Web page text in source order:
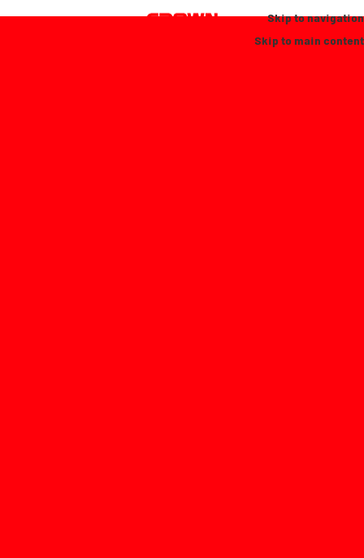
Skip to navigation
Skip to main content